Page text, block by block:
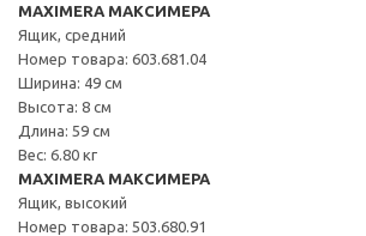
MAXIMERA МАКСИМЕРА
Ящик, средний
Номер товара: 603.681.04
Ширина: 49 см
Высота: 8 см
Длина: 59 см
Вес: 6.80 кг
MAXIMERA МАКСИМЕРА
Ящик, высокий
Номер товара: 503.680.91